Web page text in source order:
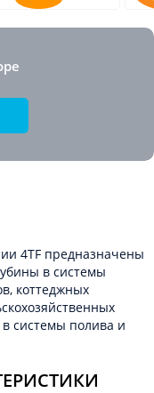
4TF предназначены
в системы
коттеджных
системы полива и